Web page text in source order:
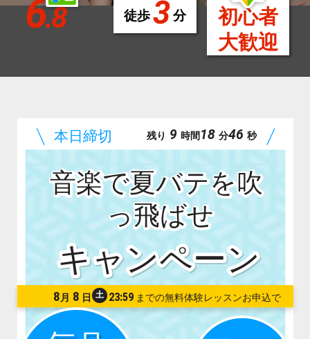
6.8 徒歩3分
初心者
大歓迎
音楽で夏バテを吹
っ飛ばせ
8 月 8 日 土23:59
残り 9 時間18 分45 秒